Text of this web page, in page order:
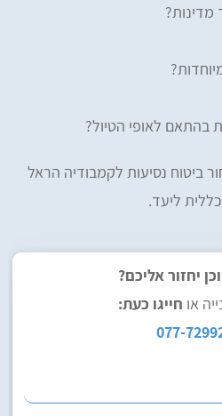
מדינות?
בהתאם לאופי הטיול?
ביטוח נסיעות לקמבודיה הראל
ליעד.
יחזור אליכם?
או חייגו כעת:
077-